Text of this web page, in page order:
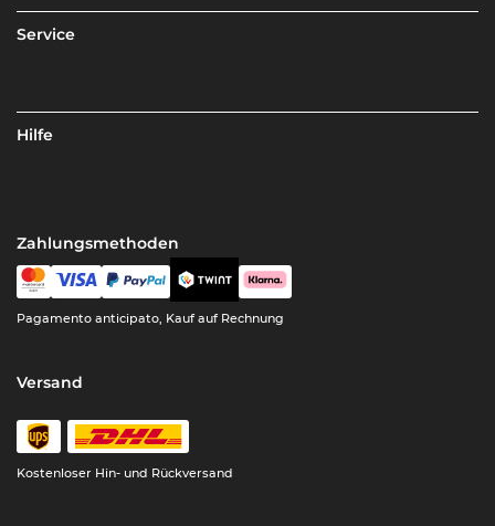
Service
Hilfe
Zahlungsmethoden
Pagamento anticipato, Kauf auf Rechnung
Versand
Kostenloser Hin- und Rückversand